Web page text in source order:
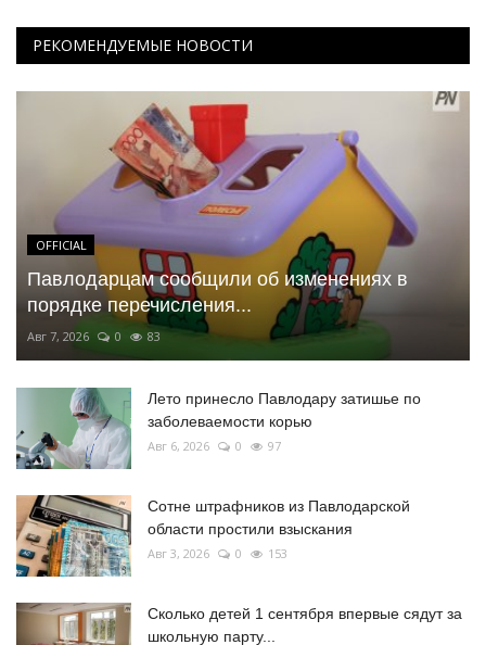
РЕКОМЕНДУЕМЫЕ НОВОСТИ
OFFICIAL
Павлодарцам сообщили об изменениях в
порядке перечисления...
Авг 7, 2026 0 83
Лето принесло Павлодару затишье по
заболеваемости корью
Авг 6, 2026 0 97
Сотне штрафников из Павлодарской
области простили взыскания
Авг 3, 2026 0 153
Сколько детей 1 сентября впервые сядут за
школьную парту...